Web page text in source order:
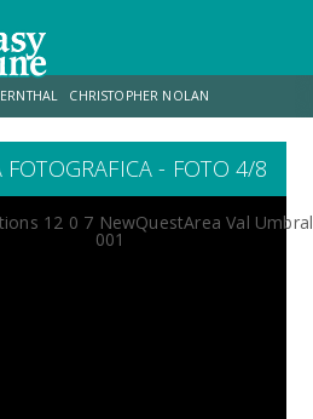
CHRISTOPHER NOLAN
GAMES ODISSEA MARK RUFFALO
FOTOGRAFICA - FOTO 4/8